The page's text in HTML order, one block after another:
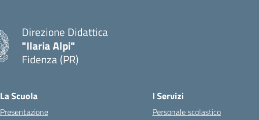
Direzione Didattica
"Ilaria Alpi"
Fidenza (PR)
La Scuola
Presentazione
I Servizi
Personale scolastico